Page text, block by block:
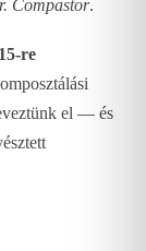
Compastor.
re
el — és